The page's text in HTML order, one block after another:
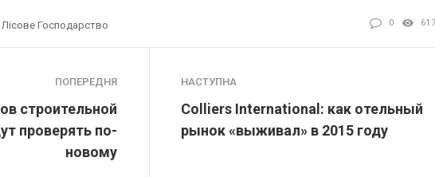
Лісове Господарство 0 617
ПОПЕРЕДНЯ
строительной
проверять по-
новому
НАСТУПНА
Colliers International: как отельный
рынок «выживал» в 2015 году